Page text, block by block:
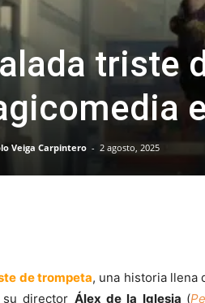
triste
Veiga Carpintero - 2 agosto, 2025
de trompeta, una historia llena
director Álex de la Iglesia (